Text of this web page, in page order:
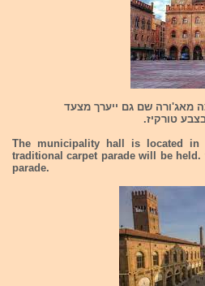
מאג'ורה שם גם ייערך מצעד
טורקיז.
The municipality hall is located in
traditional carpet parade will be
parade.